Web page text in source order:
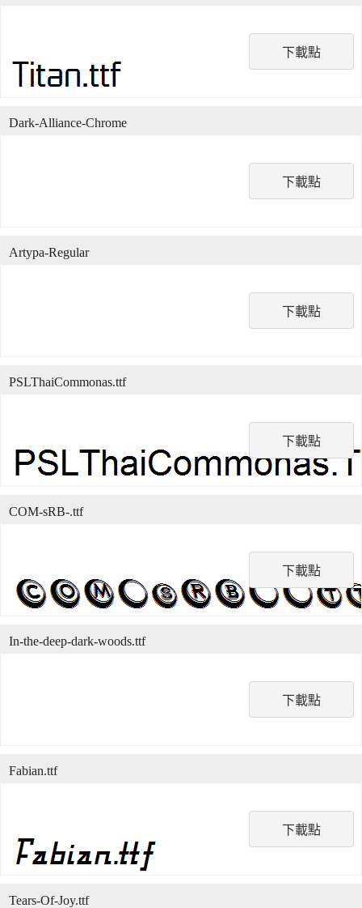
下載點
下載點
Dark-Alliance-Chrome
下載點
Artypa-Regular
下載點
PSLThaiCommonas.ttf
下載點
COM-sRB-.ttf
下載點
In-the-deep-dark-woods.ttf
下載點
Fabian.ttf
Tears-Of-Joy.ttf